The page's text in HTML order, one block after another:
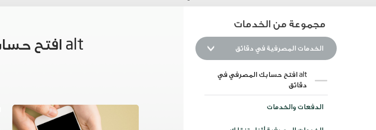
مجموعة من الخدمات
الخدمات المصرفية في دقائق
alt افتح حسابك المصرفي في
دقائق
الدفعات والخدمات
alt افتح حساب مصرفي في دقائق